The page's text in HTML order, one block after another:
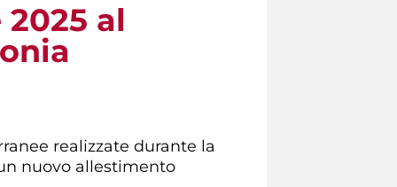
al
realizzate durante la
nuovo allestimento